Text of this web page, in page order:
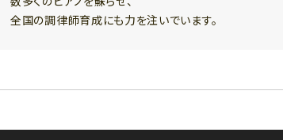
全国の調律師育成にも力を注いでいます。